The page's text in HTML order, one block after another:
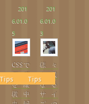
201
6.01.0
5
Tips
CSSで
要素
を縦
横中
201
6.01.0
3
Tips
様々
な異
なる
サイ